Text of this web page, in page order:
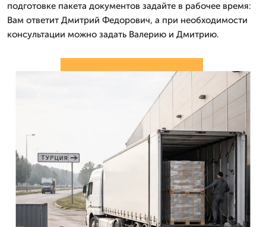
подготовке пакета документов задайте в рабочее время:
Вам ответит Дмитpий Федорович, а при необходимости
консультации можно задать Валерию и Дмитрию.